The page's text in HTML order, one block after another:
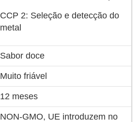
CCP 2: Seleção e detecção do
metal
Sabor doce
Muito friável
12 meses
NON-GMO, UE introduzem no